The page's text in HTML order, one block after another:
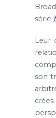
série
Leur
son